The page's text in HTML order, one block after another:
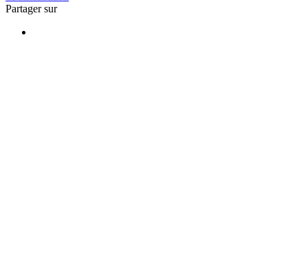
Partager sur